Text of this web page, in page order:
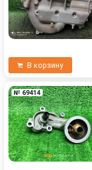
В корзину
№ 69414